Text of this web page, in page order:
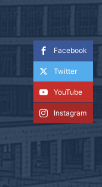
Facebook
Twitter
YouTube
Instagram